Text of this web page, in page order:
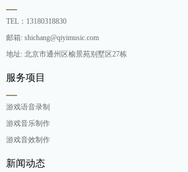
TEL：13180318830
邮箱: shichang@qiyimusic.com
地址: 北京市通州区榆景苑别墅区27栋
服务项目
游戏语音录制
游戏音乐制作
游戏音效制作
新闻动态